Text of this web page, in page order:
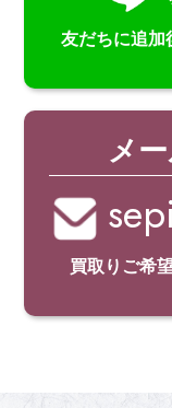
友だちに追加
メ
買取りご希